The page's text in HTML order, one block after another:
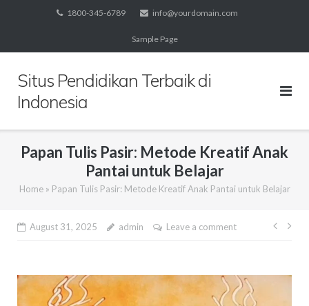
1800-345-6789 info@yourdomain.com
Sample Page
Situs Pendidikan Terbaik di
Indonesia
Papan Tulis Pasir: Metode Kreatif Anak
Pantai untuk Belajar
Home» Papan Tulis Pasir: Metode Kreatif Anak Pantai untuk Belajar
August 31, 2025 admin Leave a comment
Post